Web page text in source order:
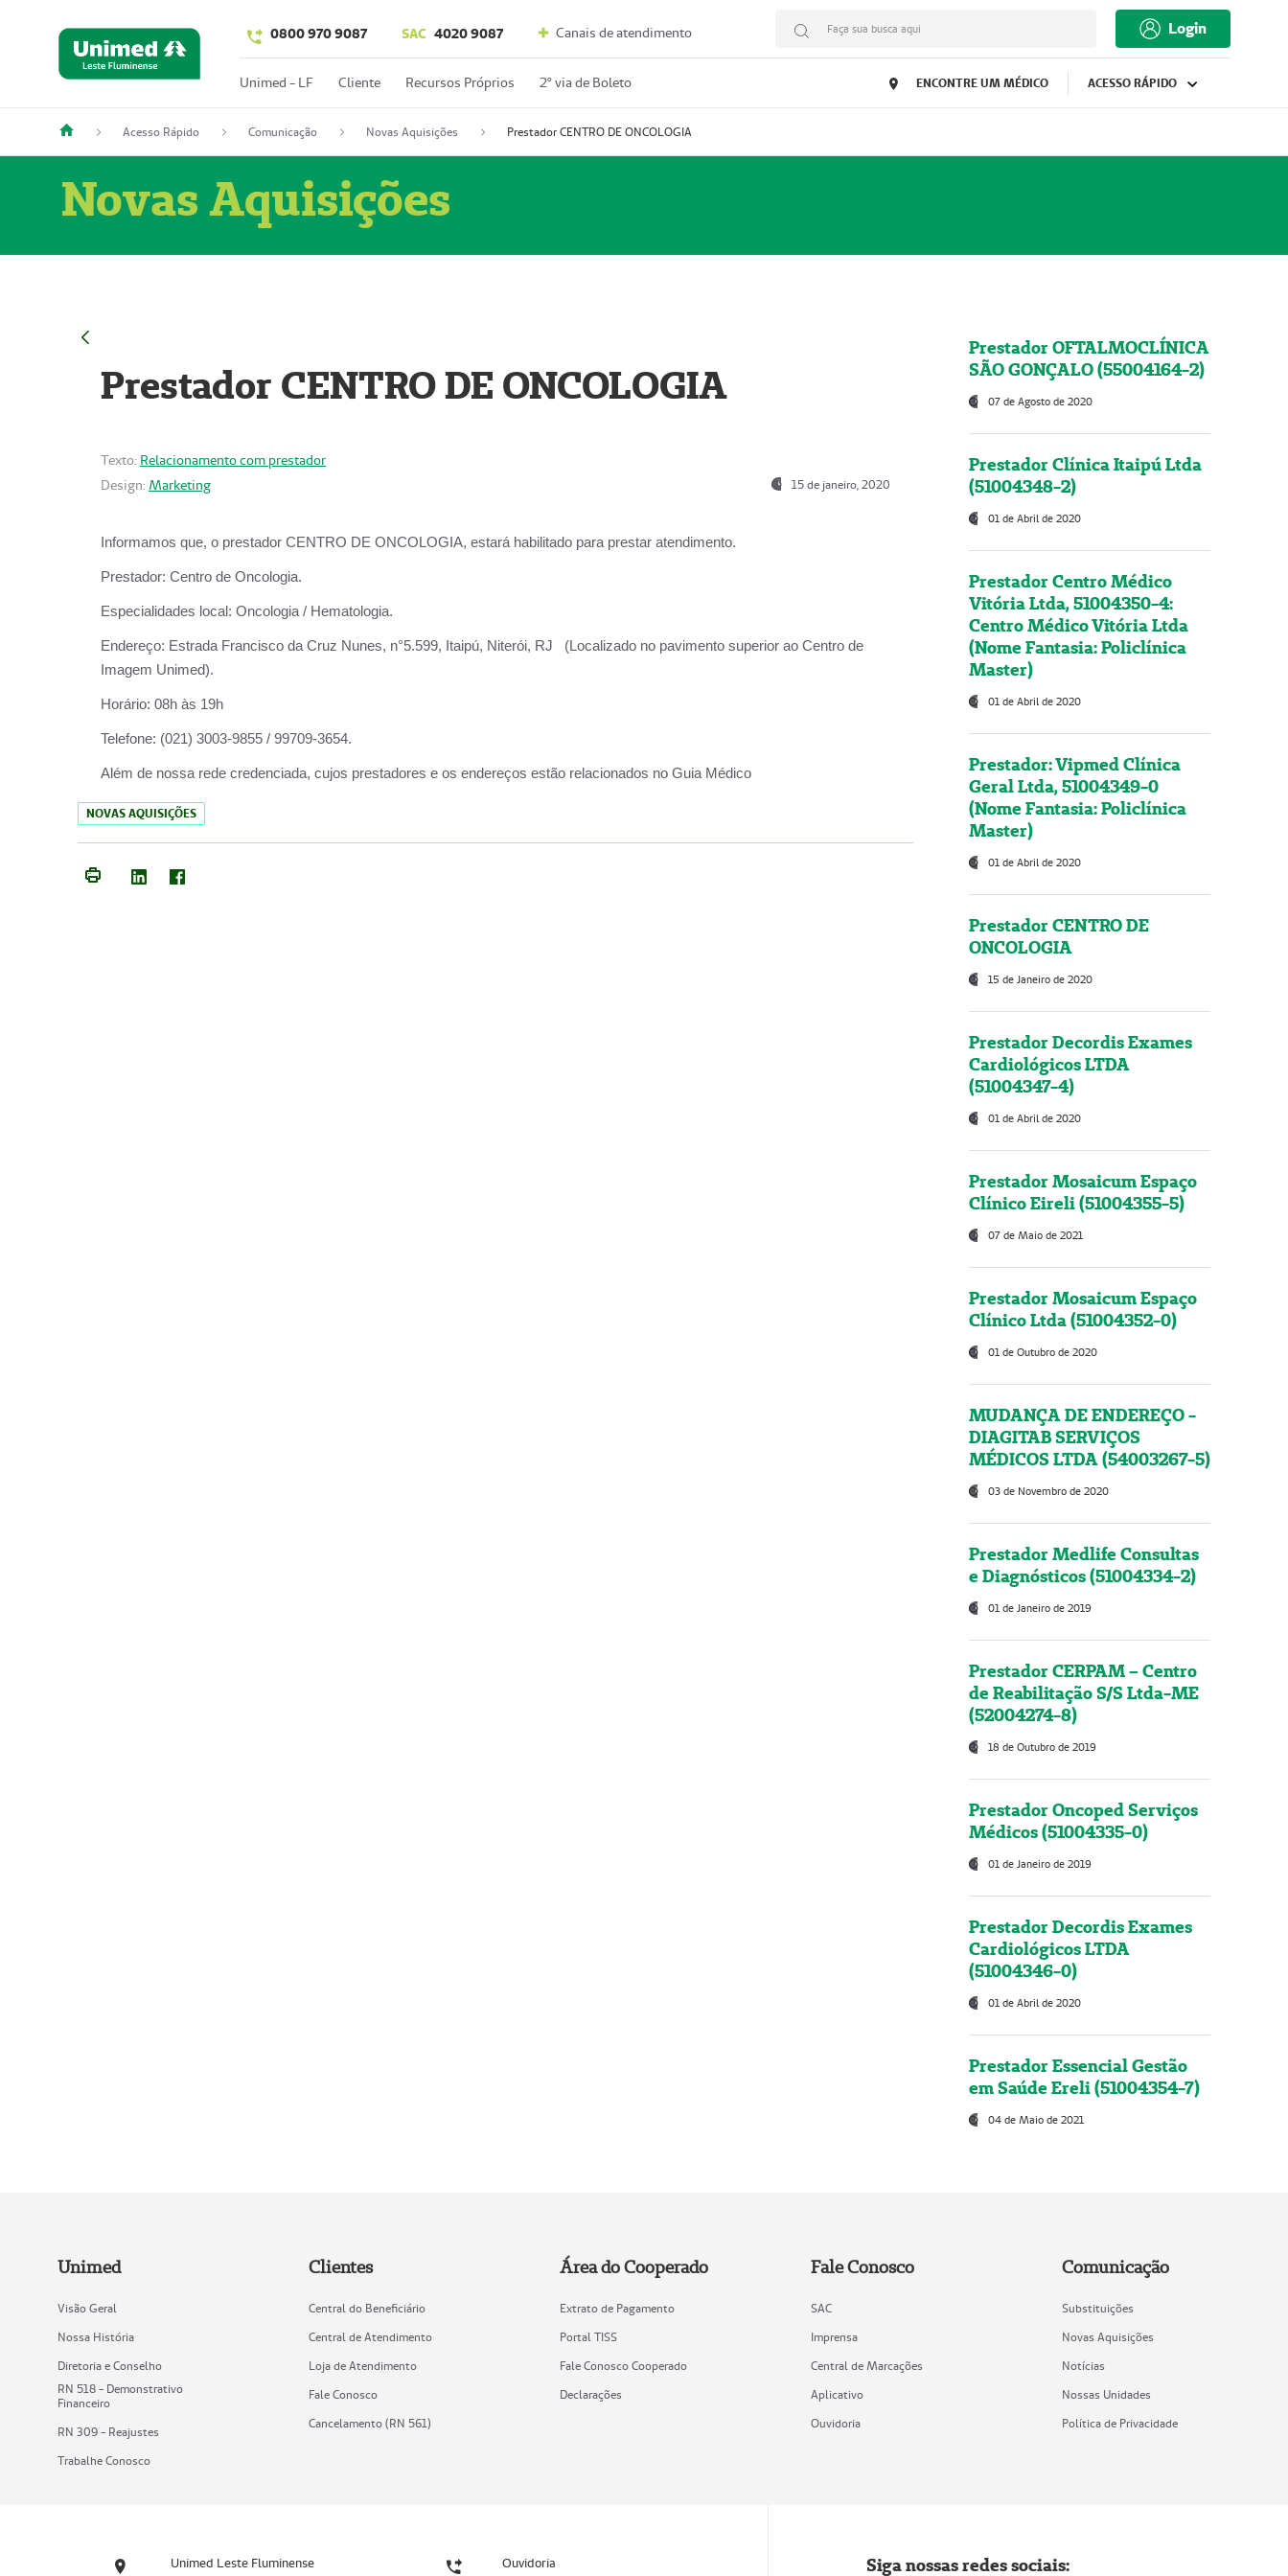
0800 970 9087 SAC 4020 9087 Canais de atendimento Faça sua busca aqui Login
Unimed - LF Cliente Recursos Próprios 2º via de Boleto ENCONTRE UM MÉDICO ACESSO RÁPIDO
Acesso Rápido Comunicação Novas Aquisições Prestador CENTRO DE ONCOLOGIA
Novas Aquisições
Prestador CENTRO DE ONCOLOGIA
Texto: Relacionamento com prestador
Design: Marketing 15 de janeiro, 2020
Informamos que, o prestador CENTRO DE ONCOLOGIA, estará habilitado para prestar atendimento.
Prestador: Centro de Oncologia.
Especialidades local: Oncologia / Hematologia.
Endereço: Estrada Francisco da Cruz Nunes, n°5.599, Itaipú, Niterói, RJ (Localizado no pavimento superior ao Centro de
Imagem Unimed).
Horário: 08h às 19h
Telefone: (021) 3003-9855 / 99709-3654.
Além de nossa rede credenciada, cujos prestadores e os endereços estão relacionados no Guia Médico
NOVAS AQUISIÇÕES
Prestador OFTALMOCLÍNICA
SÃO GONÇALO (55004164-2)
07 de Agosto de 2020
Prestador Clínica Itaipú Ltda
(51004348-2)
01 de Abril de 2020
Prestador Centro Médico
Vitória Ltda, 51004350-4:
Centro Médico Vitória Ltda
(Nome Fantasia: Policlínica
Master)
01 de Abril de 2020
Prestador: Vipmed Clínica
Geral Ltda, 51004349-0
(Nome Fantasia: Policlínica
Master)
01 de Abril de 2020
Prestador CENTRO DE
ONCOLOGIA
15 de Janeiro de 2020
Prestador Decordis Exames
Cardiológicos LTDA
(51004347-4)
01 de Abril de 2020
Prestador Mosaicum Espaço
Clínico Eireli (51004355-5)
07 de Maio de 2021
Prestador Mosaicum Espaço
Clínico Ltda (51004352-0)
01 de Outubro de 2020
MUDANÇA DE ENDEREÇO -
DIAGITAB SERVIÇOS
MÉDICOS LTDA (54003267-5)
03 de Novembro de 2020
Prestador Medlife Consultas
e Diagnósticos (51004334-2)
01 de Janeiro de 2019
Prestador CERPAM – Centro
de Reabilitação S/S Ltda-ME
(52004274-8)
18 de Outubro de 2019
Prestador Oncoped Serviços
Médicos (51004335-0)
01 de Janeiro de 2019
Prestador Decordis Exames
Cardiológicos LTDA
(51004346-0)
01 de Abril de 2020
Prestador Essencial Gestão
em Saúde Ereli (51004354-7)
04 de Maio de 2021
Unimed
Visão Geral
Nossa História
Diretoria e Conselho
RN 518 - Demonstrativo
Financeiro
RN 309 - Reajustes
Trabalhe Conosco
Clientes
Central do Beneficiário
Central de Atendimento
Loja de Atendimento
Fale Conosco
Cancelamento (RN 561)
Área do Cooperado
Extrato de Pagamento
Portal TISS
Fale Conosco Cooperado
Declarações
Fale Conosco
SAC
Imprensa
Central de Marcações
Aplicativo
Ouvidoria
Comunicação
Substituições
Novas Aquisições
Notícias
Nossas Unidades
Política de Privacidade
Unimed Leste Fluminense Ouvidoria Siga nossas redes sociais: